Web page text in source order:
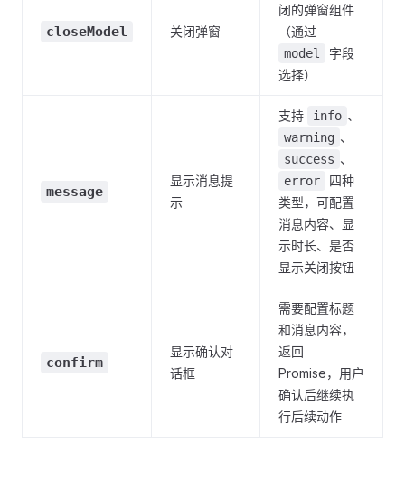
closeModel 关闭弹窗
闭的弹窗组件
（通过
model
字段
选择）
message
显示消息提
示
支持 info 、
warning 、
success 、
error
四种
类型，可配置
消息内容、显
示时长、是否
显示关闭按钮
confirm
显示确认对
话框
需要配置标题
和消息内容，
返回
Promise，用户
确认后继续执
行后续动作